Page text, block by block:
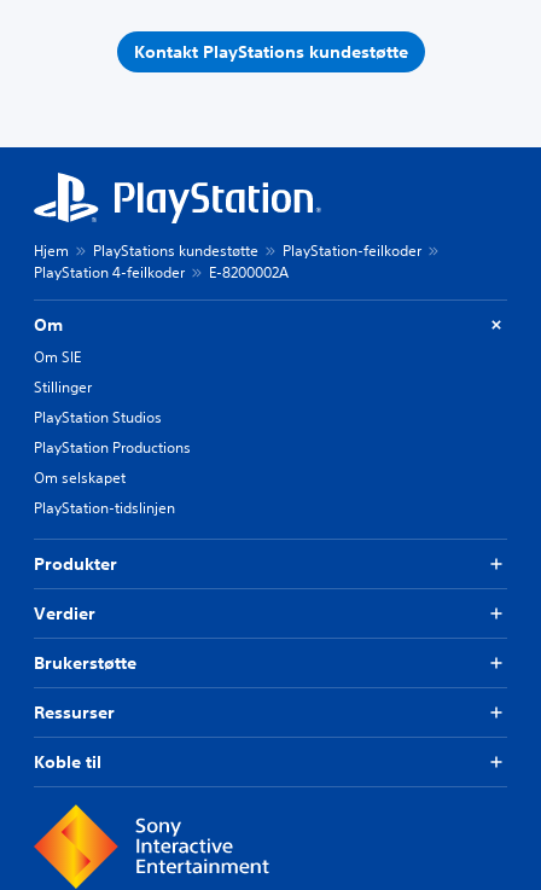
Kontakt PlayStations kundestøtte
Hjem PlayStations kundestøtte
PlayStation-feilkoder
PlayStation 4-feilkoder
E-8200002A
Om
Om SIE
Stillinger
PlayStation Studios
PlayStation Productions
Om selskapet
PlayStation-tidslinjen
Produkter
Verdier
Brukerstøtte
Ressurser
Koble til